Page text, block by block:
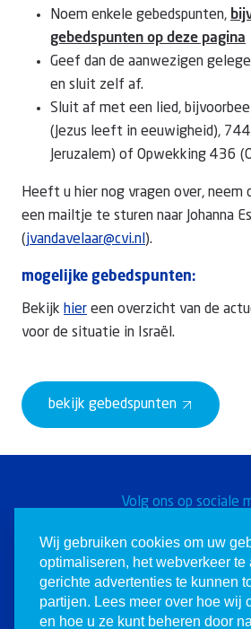
Noem enkele gebedspunten,
gebedspunten op deze pagina
Geef dan de aanwezigen
en sluit zelf af.
Sluit af met een lied,
(Jezus leeft in eeuwigheid),
Jeruzalem) of Opwekking 436
Heeft u hier nog vragen over, neem
een mailtje te sturen naar Johanna
(jvandavelaar@cvi.nl ).
mogelijke gebedspunten:
Bekijk hier een overzicht van de
voor de situatie in Israël.
bekijk gebedspunten
Volg ons op sociale
Word een
Israël
Wij gebruiken cookies om uw
optimaliseren, het webverkeer te
gerichte advertenties te kunnen
partijen. Lees meer over hoe wij
en hoe u ze kunt beheren door